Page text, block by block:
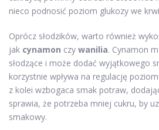
nieco podnosić poziom glukozy we
Oprócz słodzików, warto również
jak cynamon czy wanilia. Cynamon
słodzące i może dodać wyjątkowego
korzystnie wpływa na regulację
z kolei wzbogaca smak potraw,
sprawia, że potrzeba mniej cukru, by
smakowy.